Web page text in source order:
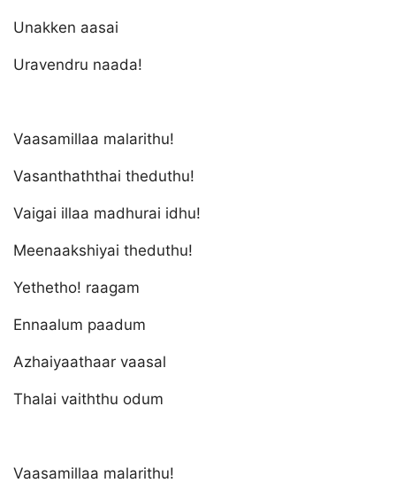
Unakken aasai
Uravendru naada!
Vaasamillaa malarithu!
Vasanthaththai theduthu!
Vaigai illaa madhurai idhu!
Meenaakshiyai theduthu!
Yethetho! raagam
Ennaalum paadum
Azhaiyaathaar vaasal
Thalai vaiththu odum
Vaasamillaa malarithu!